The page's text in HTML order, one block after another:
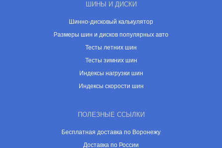
ШИНЫ И ДИСКИ
Шинно-дисковый калькулятор
Размеры шин и дисков популярных авто
Тесты летних шин
Тесты зимних шин
Индексы нагрузки шин
Индексы скорости шин
ПОЛЕЗНЫЕ ССЫЛКИ
Бесплатная доставка по Воронежу
Доставка по России